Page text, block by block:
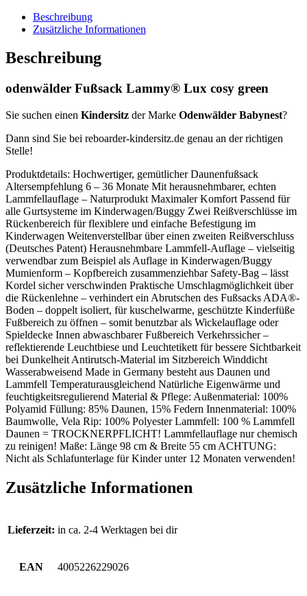
Beschreibung
Zusätzliche Informationen
Beschreibung
odenwälder Fußsack Lammy® Lux cosy green
Sie suchen einen Kindersitz der Marke Odenwälder Babynest?
Dann sind Sie bei reboarder-kindersitz.de genau an der richtigen
Stelle!
Produktdetails: Hochwertiger, gemütlicher Daunenfußsack
Altersempfehlung 6 – 36 Monate Mit herausnehmbarer, echten
Lammfellauflage – Naturprodukt Maximaler Komfort Passend für
alle Gurtsysteme im Kinderwagen/Buggy Zwei Reißverschlüsse im
Rückenbereich für flexiblere und einfache Befestigung im
Kinderwagen Weitenverstellbar über einen zweiten Reißverschluss
(Deutsches Patent) Herausnehmbare Lammfell-Auflage – vielseitig
verwendbar zum Beispiel als Auflage in Kinderwagen/Buggy
Mumienform – Kopfbereich zusammenziehbar Safety-Bag – lässt
Kordel sicher verschwinden Praktische Umschlagmöglichkeit über
die Rückenlehne – verhindert ein Abrutschen des Fußsacks ADA®-
Boden – doppelt isoliert, für kuschelwarme, geschützte Kinderfüße
Fußbereich zu öffnen – somit benutzbar als Wickelauflage oder
Spieldecke Innen abwaschbarer Fußbereich Verkehrssicher –
reflektierende Leuchtbiese und Leuchtetikett für bessere Sichtbarkeit
bei Dunkelheit Antirutsch-Material im Sitzbereich Winddicht
Wasserabweisend Made in Germany besteht aus Daunen und
Lammfell Temperaturausgleichend Natürliche Eigenwärme und
feuchtigkeitsregulierend Material & Pflege: Außenmaterial: 100%
Polyamid Füllung: 85% Daunen, 15% Federn Innenmaterial: 100%
Baumwolle, Vela Rip: 100% Polyester Lammfell: 100 % Lammfell
Daunen = TROCKNERPFLICHT! Lammfellauflage nur chemisch
zu reinigen! Maße: Länge 98 cm & Breite 55 cm ACHTUNG:
Nicht als Schlafunterlage für Kinder unter 12 Monaten verwenden!
Zusätzliche Informationen
Lieferzeit: in ca. 2-4 Werktagen bei dir
EAN 4005226229026